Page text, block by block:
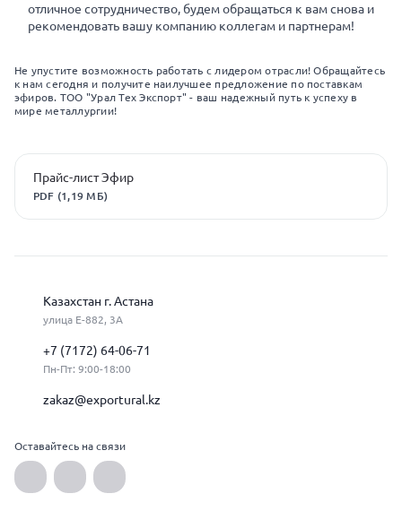
отличное сотрудничество, будем обращаться к вам снова и
рекомендовать вашу компанию коллегам и партнерам!
Не упустите возможность работать с лидером отрасли! Обращайтесь
к нам сегодня и получите наилучшее предложение по поставкам
эфиров. ТОО "Урал Тех Экспорт" - ваш надежный путь к успеху в
мире металлургии!
Прайс-лист Эфир
PDF (1,19 МБ)
Казахстан г. Астана
улица Е-882, 3А
+7 (7172) 64-06-71
Пн-Пт: 9:00-18:00
zakaz@exportural.kz
Оставайтесь на связи